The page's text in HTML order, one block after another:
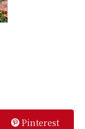
Pinterest